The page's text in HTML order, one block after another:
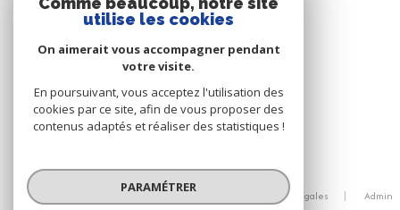
NOUS SUIVRE
© 2026 | Tous droits réservés
Nos partenaires Mentions légales
Admin
utilise les cookies
On aimerait vous accompagner pendant
votre visite.
En poursuivant, vous acceptez l'utilisation des
cookies par ce site, afin de vous proposer des
contenus adaptés et réaliser des statistiques !
PARAMÉTRER